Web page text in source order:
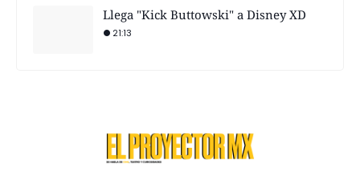
Llega "Kick Buttowski" a Disney XD
21:13